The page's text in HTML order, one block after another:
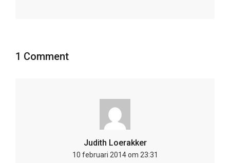
1 Comment
Judith Loerakker
10 februari 2014 om 23:31